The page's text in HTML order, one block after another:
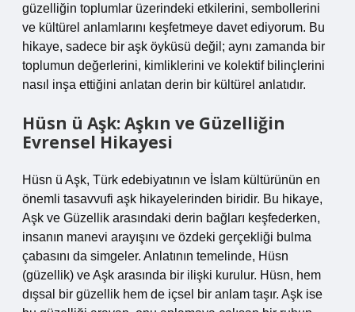
güzelliğin toplumlar üzerindeki etkilerini, sembollerini
ve kültürel anlamlarını keşfetmeye davet ediyorum. Bu
hikaye, sadece bir aşk öyküsü değil; aynı zamanda bir
toplumun değerlerini, kimliklerini ve kolektif bilinçlerini
nasıl inşa ettiğini anlatan derin bir kültürel anlatıdır.
Hüsn ü Aşk: Aşkın ve Güzelliğin
Evrensel Hikayesi
Hüsn ü Aşk, Türk edebiyatının ve İslam kültürünün en
önemli tasavvufi aşk hikayelerinden biridir. Bu hikaye,
Aşk ve Güzellik arasındaki derin bağları keşfederken,
insanın manevi arayışını ve özdeki gerçekliği bulma
çabasını da simgeler. Anlatının temelinde, Hüsn
(güzellik) ve Aşk arasında bir ilişki kurulur. Hüsn, hem
dışsal bir güzellik hem de içsel bir anlam taşır. Aşk ise